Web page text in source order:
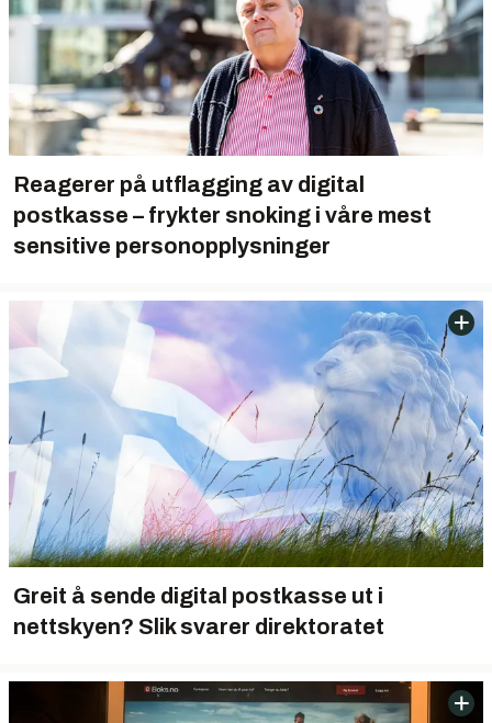
Reagerer på utflagging av digital
postkasse – frykter snoking i våre mest
sensitive personopplysninger
Greit å sende digital postkasse ut i
nettskyen? Slik svarer direktoratet